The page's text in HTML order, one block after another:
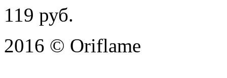
119 руб.
2016 © Oriflame